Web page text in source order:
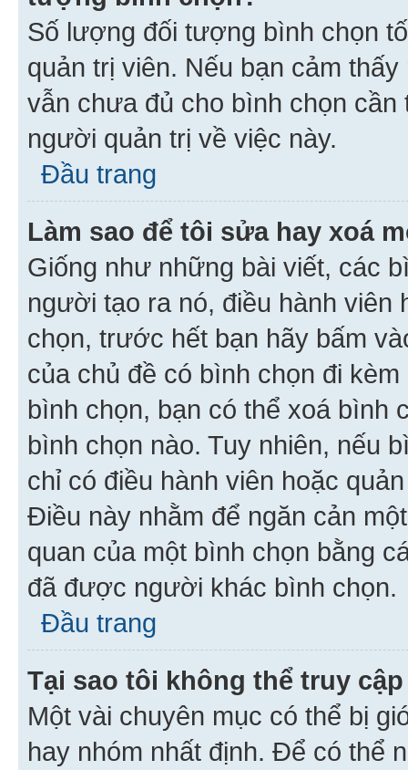
Số lượng đối tượng bình chọn
quản trị viên. Nếu bạn cảm
vẫn chưa đủ cho bình chọn
người quản trị về việc này.
Đầu trang
Làm sao để tôi sửa hay xoá
Giống như những bài viết, các
người tạo ra nó, điều hành
chọn, trước hết bạn hãy bấm
của chủ đề có bình chọn đi
bình chọn, bạn có thể xoá bình
bình chọn nào. Tuy nhiên, nếu
chỉ có điều hành viên hoặc
Điều này nhằm để ngăn cản
quan của một bình chọn bằng
đã được người khác bình chọn.
Đầu trang
Tại sao tôi không thể truy
Một vài chuyên mục có thể bị
hay nhóm nhất định. Để có thể